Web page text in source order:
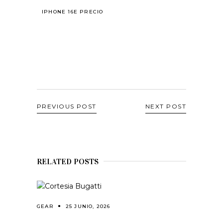
IPHONE 16E PRECIO
PREVIOUS POST NEXT POST
RELATED POSTS
GEAR 25 JUNIO, 2026